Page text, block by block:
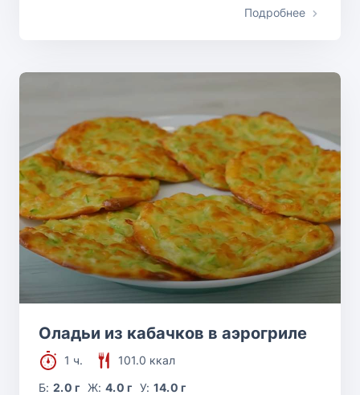
Подробнее
Оладьи из кабачков в аэрогриле
1 ч.
101.0 ккал
Б:2.0 г Ж: 4.0 г У: 14.0 г